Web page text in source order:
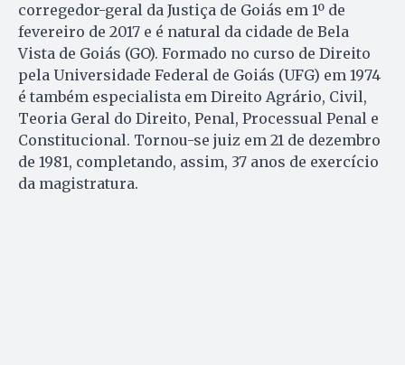
corregedor-geral da Justiça de Goiás em 1º de
fevereiro de 2017 e é natural da cidade de Bela
Vista de Goiás (GO). Formado no curso de Direito
pela Universidade Federal de Goiás (UFG) em 1974
é também especialista em Direito Agrário, Civil,
Teoria Geral do Direito, Penal, Processual Penal e
Constitucional. Tornou-se juiz em 21 de dezembro
de 1981, completando, assim, 37 anos de exercício
da magistratura.